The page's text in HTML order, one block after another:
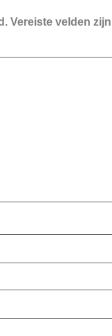
Vereiste velden